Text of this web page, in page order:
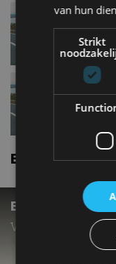
Bmw 6 serie
BMW 6 SERIE
Vervanger komt in
van hun
Strikt